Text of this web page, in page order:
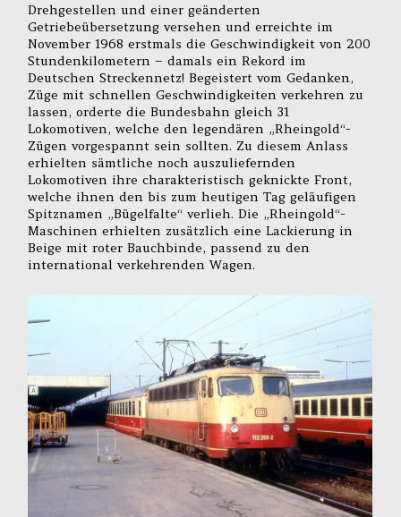
Drehgestellen und einer geänderten
Getriebeübersetzung versehen und erreichte im
November 1968 erstmals die Geschwindigkeit von 200
Stundenkilometern – damals ein Rekord im
Deutschen Streckennetz! Begeistert vom Gedanken,
Züge mit schnellen Geschwindigkeiten verkehren zu
lassen, orderte die Bundesbahn gleich 31
Lokomotiven, welche den legendären „Rheingold“-
Zügen vorgespannt sein sollten. Zu diesem Anlass
erhielten sämtliche noch auszuliefernden
Lokomotiven ihre charakteristisch geknickte Front,
welche ihnen den bis zum heutigen Tag geläufigen
Spitznamen „Bügelfalte“ verlieh. Die „Rheingold“-
Maschinen erhielten zusätzlich eine Lackierung in
Beige mit roter Bauchbinde, passend zu den
international verkehrenden Wagen.